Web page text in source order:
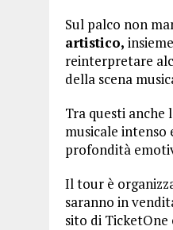
Sul palco non
artistico,
reinterpretare
della scena
Tra questi anche
musicale intenso
profondità
Il tour è
saranno in
sito di